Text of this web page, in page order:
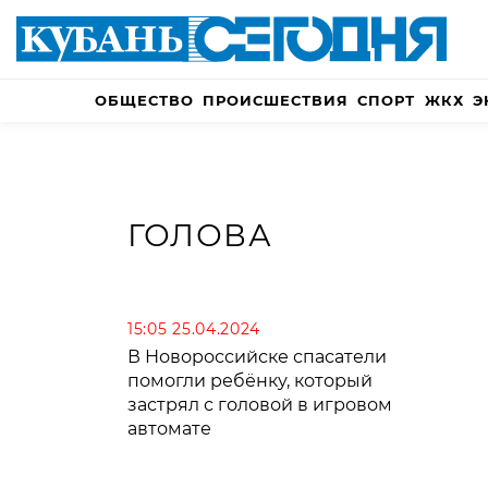
ОБЩЕСТВО ПРОИСШЕСТВИЯ СПОРТ ЖКХ
ГОЛОВА
15:05 25.04.2024
В Новороссийске спасатели
помогли ребёнку, который
застрял с головой в игровом
автомате